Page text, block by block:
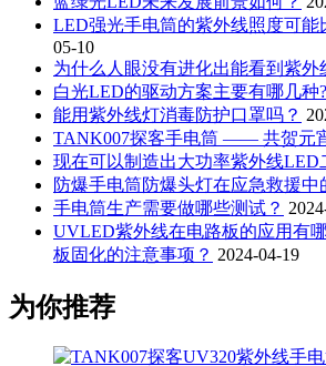
LED强光手电筒的紫外线照度可能
05-10
为什么人眼没有进化出能看到紫外
白光LED的驱动方案主要有哪几种?
能用紫外线灯消毒防护口罩吗？
TANK007探客手电筒 —— 共贺元
现在可以制造出大功率紫外线LED
防爆手电筒防爆头灯在应急救援中
手电筒生产需要做哪些测试？
UVLED紫外线在电路板的应用有
板固化的注意事项？ 2024-04-19
为你推荐